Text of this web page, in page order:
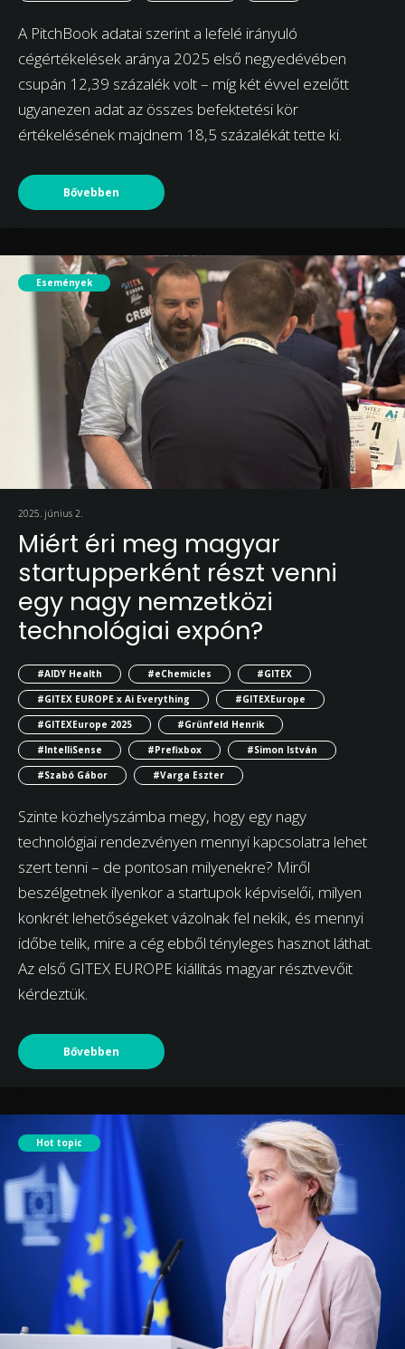
A PitchBook adatai szerint a lefelé irányuló
cégértékelések aránya 2025 első negyedévében
csupán 12,39 százalék volt – míg két évvel ezelőtt
ugyanezen adat az összes befektetési kör
értékelésének majdnem 18,5 százalékát tette ki.
Bővebben
Események
2025. június 2.
Miért éri meg magyar
startupperként részt venni
egy nagy nemzetközi
technológiai expón?
#AIDY Health #eChemicles
#GITEX
#GITEX EUROPE x Ai Everything
#GITEXEurope
#GITEXEurope 2025
#Grünfeld Henrik
#IntelliSense
#Prefixbox
#Simon István
#Szabó Gábor
#Varga Eszter
Szinte közhelyszámba megy, hogy egy nagy
technológiai rendezvényen mennyi kapcsolatra lehet
szert tenni – de pontosan milyenekre? Miről
beszélgetnek ilyenkor a startupok képviselői, milyen
konkrét lehetőségeket vázolnak fel nekik, és mennyi
időbe telik, mire a cég ebből tényleges hasznot láthat.
Az első GITEX EUROPE kiállítás magyar résztvevőit
kérdeztük.
Bővebben
Hot topic